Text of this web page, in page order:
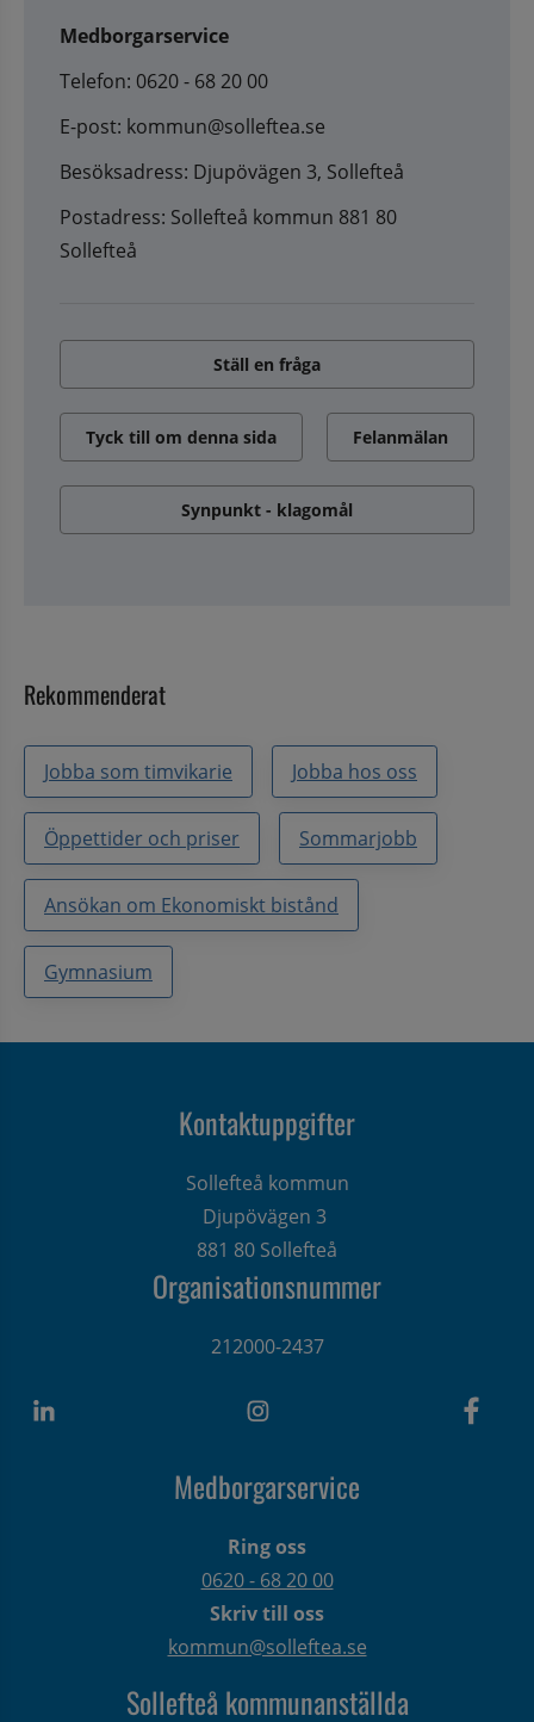
Medborgarservice
Telefon: 0620 - 68 20 00
E-post: kommun@solleftea.se
Besöksadress: Djupövägen 3, Sollefteå
Postadress: Sollefteå kommun 881 80
Sollefteå
Ställ en fråga
Tyck till om denna sida Felanmälan
Synpunkt - klagomål
Rekommenderat
Jobba som timvikarie Jobba hos oss
Öppettider och priser Sommarjobb
Ansökan om Ekonomiskt bistånd
Gymnasium
Kontaktuppgifter
Sollefteå kommun
Djupövägen 3
881 80 Sollefteå
Organisationsnummer
212000-2437
Medborgarservice
Ring oss
0620 - 68 20 00
Skriv till oss
kommun@solleftea.se
Sollefteå kommunanställda